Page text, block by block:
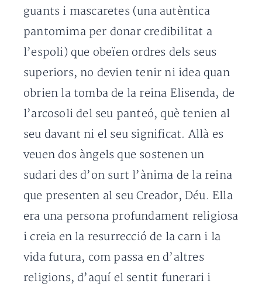
guants i mascaretes (una autèntica
pantomima per donar credibilitat a
l’espoli) que obeïen ordres dels seus
superiors, no devien tenir ni idea quan
obrien la tomba de la reina Elisenda, de
l’arcosoli del seu panteó, què tenien al
seu davant ni el seu significat. Allà es
veuen dos àngels que sostenen un
sudari des d’on surt l’ànima de la reina
que presenten al seu Creador, Déu. Ella
era una persona profundament religiosa
i creia en la resurrecció de la carn i la
vida futura, com passa en d’altres
religions, d’aquí el sentit funerari i